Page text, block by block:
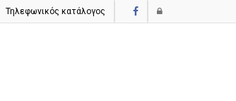
Τηλεφωνικός κατάλογος